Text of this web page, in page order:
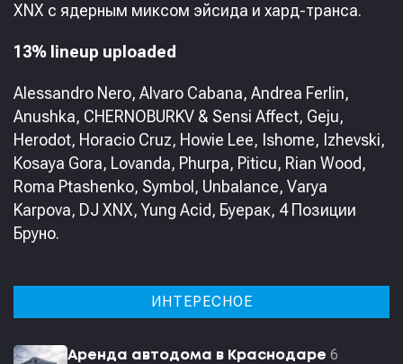
XNX с ядерным миксом эйсида и хард-транса.
13% lineup uploaded
Alessandro Nero, Alvaro Cabana, Andrea Ferlin,
Anushka, CHERNOBURKV & Sensi Affect, Geju,
Herodot, Horacio Cruz, Howie Lee, Ishome, Izhevski,
Kosaya Gora, Lovanda, Phurpa, Piticu, Rian Wood,
Roma Ptashenko, Symbol, Unbalance, Varya
Karpova, DJ XNX, Yung Acid, Буерак, 4 Позиции
Бруно.
ИНТЕРЕСНОЕ
Аренда автодома в Краснодаре 6